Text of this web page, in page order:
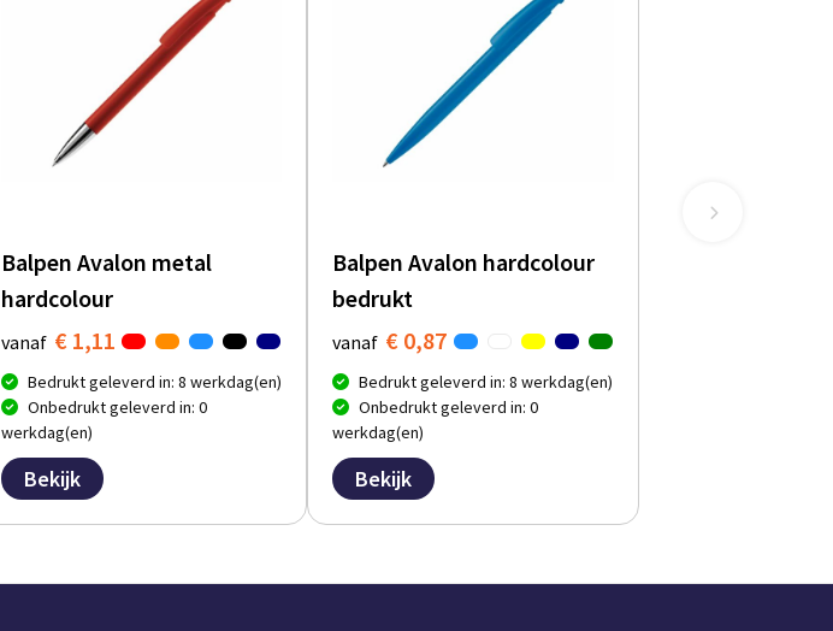
Balpen Avalon metal
hardcolour
vanaf € 1,11
Bedrukt geleverd in: 8 werkdag(en)
Onbedrukt geleverd in: 0
werkdag(en)
Bekijk
Balpen Avalon hardcolour
bedrukt
vanaf € 0,87
Bedrukt geleverd in: 8 werkdag(en)
Onbedrukt geleverd in: 0
werkdag(en)
Bekijk